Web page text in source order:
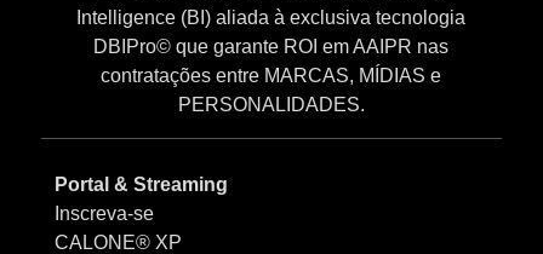
Intelligence (BI) aliada à exclusiva tecnologia
DBIPro© que garante ROI em AAIPR nas
contratações entre MARCAS, MÍDIAS e
PERSONALIDADES.
Portal & Streaming
Inscreva-se
CALONE® XP